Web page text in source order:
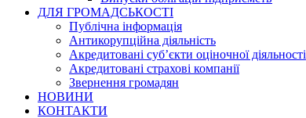
ДЛЯ ГРОМАДСЬКОСТІ
Публічна інформація
Антикорупційна діяльність
Акредитовані суб’єкти оціночної діяльності
Акредитовані страхові компанії
Звернення громадян
НОВИНИ
КОНТАКТИ